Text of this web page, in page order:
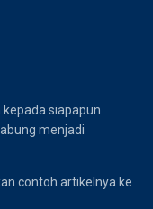
siapapun
menjadi
contoh artikelnya ke